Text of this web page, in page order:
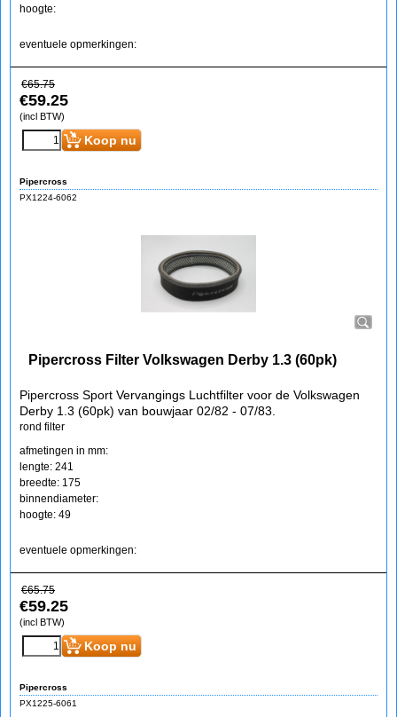
hoogte:
eventuele opmerkingen:
€65.75
€59.25
(incl BTW)
Koop nu
Pipercross
PX1224-6062
Pipercross Filter Volkswagen Derby 1.3 (60pk)
Pipercross Sport Vervangings Luchtfilter voor de Volkswagen
Derby 1.3 (60pk) van bouwjaar 02/82 - 07/83.
rond filter
afmetingen in mm:
lengte: 241
breedte: 175
binnendiameter:
hoogte: 49
eventuele opmerkingen:
€65.75
€59.25
(incl BTW)
Koop nu
Pipercross
PX1225-6061